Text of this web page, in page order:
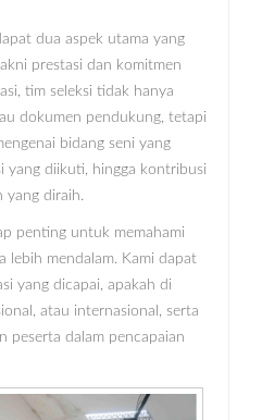
dua aspek utama yang
prestasi dan komitmen
tim seleksi tidak hanya
dokumen pendukung, tetapi
bidang seni yang
yang diikuti, hingga kontribusi
yang diraih.
penting untuk memahami
lebih mendalam. Kami dapat
yang dicapai, apakah di
atau internasional, serta
peserta dalam pencapaian